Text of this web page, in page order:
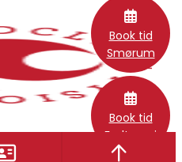
Book tid
Smørum
Book tid
Fodterapi